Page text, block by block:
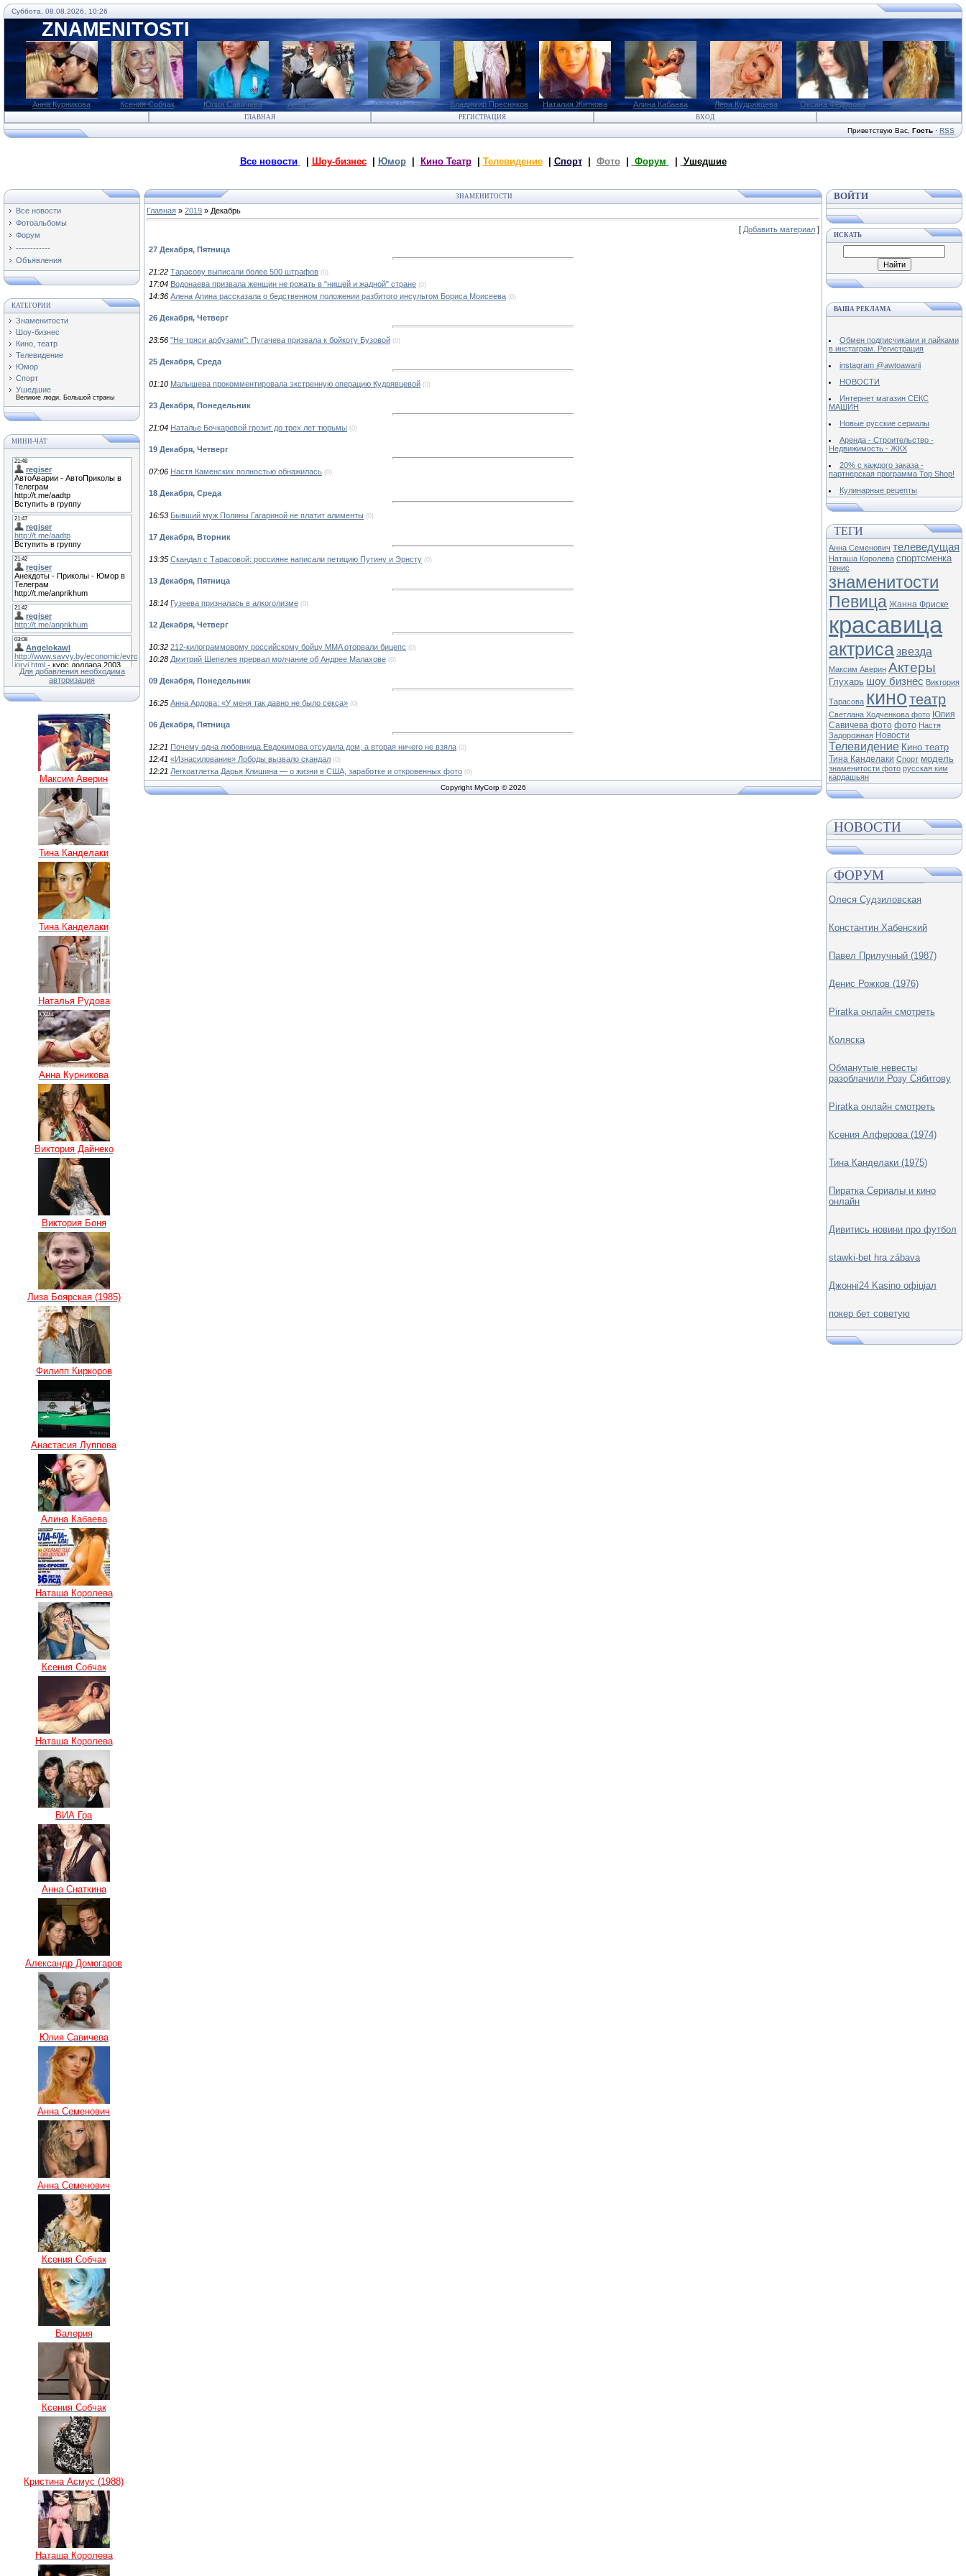
Суббота, 08.08.2026, 10:26
ZNAMENITOSTI
Анна Курникова Ксения Собчак Юлия Савичева Анна Семенович Ольга Павловец Владимир Пресняков Наталия Житкова Алина Кабаева Лера Кудрявцева Оксана Федорова Ксения Собчак
ГЛАВНАЯ РЕГИСТРАЦИЯ ВХОД
Приветствую Вас Гость · RSS
Все новости Шоу-бизнес| Юмор| Кино Театр| Телевидение| Спорт| Фото| Форум Ушедшие
Все новости
Фотоальбомы
Форум
------------
Объявления
КАТЕГОРИИ
Знаменитости
Шоу-бизнес
Кино, театр
Телевидение
Юмор
Спорт
Ушедшие
Великие люди, Большой страны
МИНИ-ЧАТ
Для добавления необходима
авторизация
Максим Аверин
Тина Канделаки
Тина Канделаки
Наталья Рудова
Анна Курникова
Виктория Дайнеко
Виктория Боня
Лиза Боярская (1985)
Филипп Киркоров
Анастасия Луппова
Алина Кабаева
Наташа Королева
Ксения Собчак
Наташа Королева
ВИА Гра
Анна Снаткина
Александр Домогаров
Юлия Савичева
Анна Семенович
Анна Семенович
Ксения Собчак
Валерия
Ксения Собчак
Кристина Асмус (1988)
Наташа Королева
ЗНАМЕНИТОСТИ
Главная » 2019 » Декабрь
[ Добавить материал ]
27 Декабря, Пятница
21:22 Тарасову выписали более 500 штрафов (0)
17:04 Водонаева призвала женщин не рожать в "нищей и жадной" стране (0)
14:36 Алена Апина рассказала о бедственном положении разбитого инсультом Бориса Моисеева (0)
26 Декабря, Четверг
23:56 "Не тряси арбузами": Пугачева призвала к бойкоту Бузовой (0)
25 Декабря, Среда
01:10 Малышева прокомментировала экстренную операцию Кудрявцевой (0)
23 Декабря, Понедельник
21:04 Наталье Бочкаревой грозит до трех лет тюрьмы (0)
19 Декабря, Четверг
07:06 Настя Каменских полностью обнажилась (0)
18 Декабря, Среда
16:53 Бывший муж Полины Гагариной не платит алименты (0)
17 Декабря, Вторник
13:35 Скандал с Тарасовой: россияне написали петицию Путину и Эрнсту (0)
13 Декабря, Пятница
18:14 Гузеева призналась в алкоголизме (0)
12 Декабря, Четверг
10:32 212-килограммовому российскому бойцу MMA оторвали бицепс (0)
10:28 Дмитрий Шепелев прервал молчание об Андрее Малахове (0)
09 Декабря, Понедельник
16:25 Анна Ардова: «У меня так давно не было секса» (0)
06 Декабря, Пятница
12:21 Почему одна любовница Евдокимова отсудила дом, а вторая ничего не взяла (0)
12:41 «Изнасилование» Лободы вызвало скандал (0)
12:21 Легкоатлетка Дарья Клишина — о жизни в США, заработке и откровенных фото (0)
Copyright MyCorp © 2026
ВОЙТИ
ИСКАТЬ
ВАША РЕКЛАМА
Обмен подписчиками и лайками
в инстаграм. Регистрация
instagram @awtoawarii
НОВОСТИ
Интернет магазин СЕКС
МАШИН
Новые русские сериалы
Аренда - Строительство -
Недвижимость - ЖКХ
20% с каждого заказа -
партнерская программа Top Shop!
Кулинарные рецепты
ТЕГИ
Анна Семенович телеведущая
Наташа Королева спортсменка
тенис
знаменитости
Певица Жанна Фриске
красавица
актрисазвезда
Максим Аверин Актеры
Глухарь шоу бизнес Виктория
Тарасова кинотеатр
Светлана Ходченкова фото Юлия
Савичева фото фото Настя
Задорожная Новости
Телевидение Кино театр
Тина Канделаки Спорт модель
знаменитости фото русская ким
кардашьян
НОВОСТИ
ФОРУМ
Олеся Судзиловская
Константин Хабенский
Павел Прилучный (1987)
Денис Рожков (1976)
Piratka онлайн смотреть
Коляска
Обманутые невесты
разоблачили Розу Сябитову
Piratka онлайн смотреть
Ксения Алферова (1974)
Тина Канделаки (1975)
Пиратка Сериалы и кино
онлайн
Дивитись новини про футбол
stawki-bet hra zábava
Джонні24 Kasino офіціал
покер бет советую